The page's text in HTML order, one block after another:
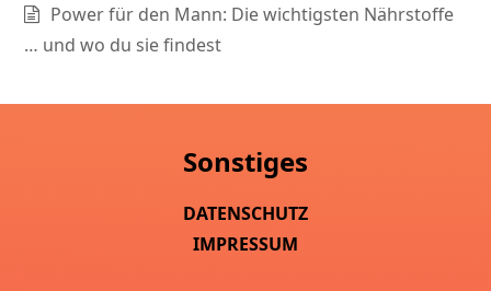
Power für den Mann: Die wichtigsten Nährstoffe
… und wo du sie findest
Sonstiges
DATENSCHUTZ
IMPRESSUM